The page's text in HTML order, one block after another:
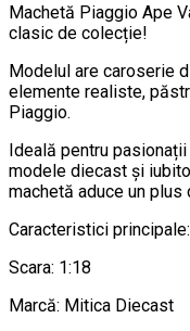
Machetă Piaggio Ape
clasic de colecție!
Modelul are caroserie
elemente realiste,
Piaggio.
Ideală pentru
modele diecast și
machetă aduce un
Caracteristici principale:
Scara: 1:18
Marcă: Mitica Diecast